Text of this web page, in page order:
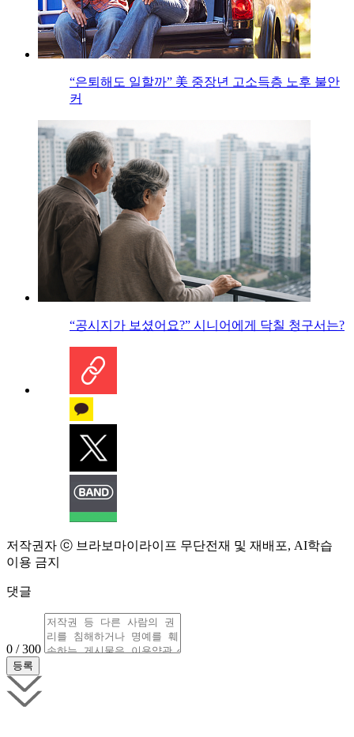
“은퇴해도 일할까” 美 중장년 고소득층 노후 불안
커
“공시지가 보셨어요?” 시니어에게 닥칠 청구서는?
저작권자 ⓒ 브라보마이라이프 무단전재 및 재배포, AI학습
이용 금지
댓글
0 / 300